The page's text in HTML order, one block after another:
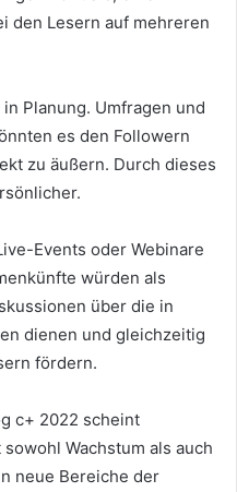
den Lesern auf mehreren
Planung. Umfragen und
es den Followern
zu äußern. Durch dieses
Events oder Webinare
würden als
über die in
dienen und gleichzeitig
fördern.
c+ 2022 scheint
Wachstum als auch
neue Bereiche der